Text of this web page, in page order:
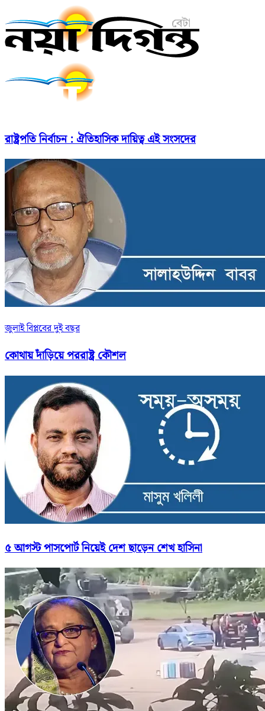
রাষ্ট্রপতি নির্বাচন : ঐতিহাসিক দায়িত্ব এই সংসদের
জুলাই বিপ্লবের দুই বছর
কোথায় দাঁড়িয়ে পররাষ্ট্র কৌশল
৫ আগস্ট পাসপোর্ট নিয়েই দেশ ছাড়েন শেখ হাসিনা